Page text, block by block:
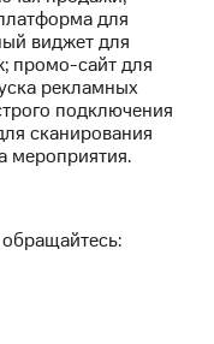
для
виджет для
промо-сайт для
рекламных
подключения
сканирования
мероприятия.